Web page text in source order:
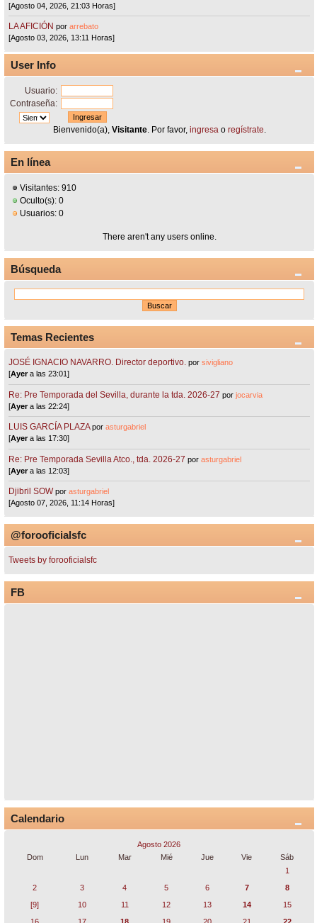
[Agosto 04, 2026, 21:03 Horas]
LA AFICIÓN porarrebato
[Agosto 03, 2026, 13:11 Horas]
User Info
Usuario:
Contraseña:
Bienvenido(a), Visitante. Por favor, ingresao regístrate.
En línea
Visitantes: 910
Oculto(s): 0
Usuarios: 0
There aren't any users online.
Búsqueda
Temas Recientes
JOSÉ IGNACIO NAVARRO. Director deportivo. porsivigliano
[Ayera las 23:01]
Re: Pre Temporada del Sevilla, durante la tda. 2026-27 porjocarvia
[Ayera las 22:24]
LUIS GARCÍA PLAZA porasturgabriel
[Ayera las 17:30]
Re: Pre Temporada Sevilla Atco., tda. 2026-27 porasturgabriel
[Ayera las 12:03]
Djibril SOW porasturgabriel
[Agosto 07, 2026, 11:14 Horas]
@forooficialsfc
Tweets by forooficialsfc
FB
Calendario
Agosto 2026
Dom
Lun Mar Mié Jue Vie
Sáb
1
2
3 4 5 6 7
8
[9]
10 11 12 13 14
15
16
17 18 19 20 21 22